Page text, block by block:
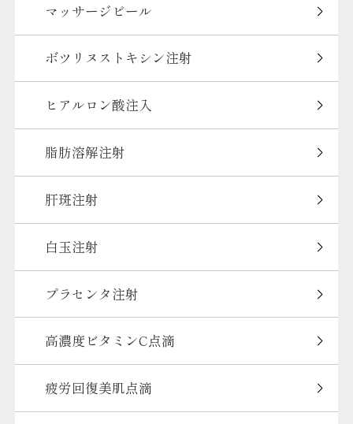
マッサージピール
ボツリヌストキシン注射
ヒアルロン酸注入
脂肪溶解注射
肝斑注射
白玉注射
プラセンタ注射
高濃度ビタミンC点滴
疲労回復美肌点滴